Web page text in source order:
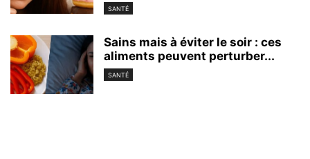
SANTÉ
Sains mais à éviter le soir : ces
aliments peuvent perturber...
SANTÉ